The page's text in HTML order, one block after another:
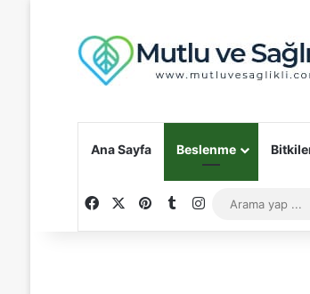
Ana Sayfa Beslenme
FacebookPinterest
TumblrInstagram